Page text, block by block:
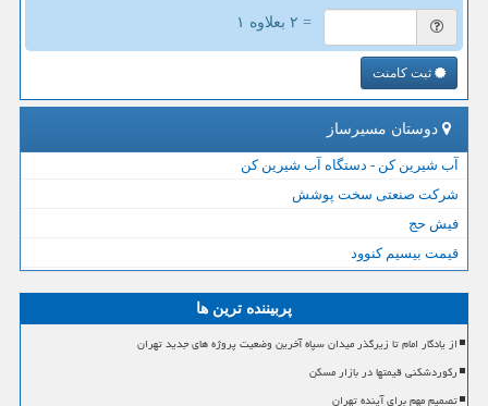
= ۲ بعلاوه ۱
ثبت کامنت
دوستان مسیرساز
آب شیرین کن - دستگاه آب شیرین کن
شرکت صنعتی سخت پوشش
فیش حج
قیمت بیسیم کنوود
پربیننده ترین ها
از یادگار امام تا زیرگذر میدان سپاه آخرین وضعیت پروژه های جدید تهران
رکوردشکنی قیمتها در بازار مسکن
تصمیم مهم برای آینده تهران